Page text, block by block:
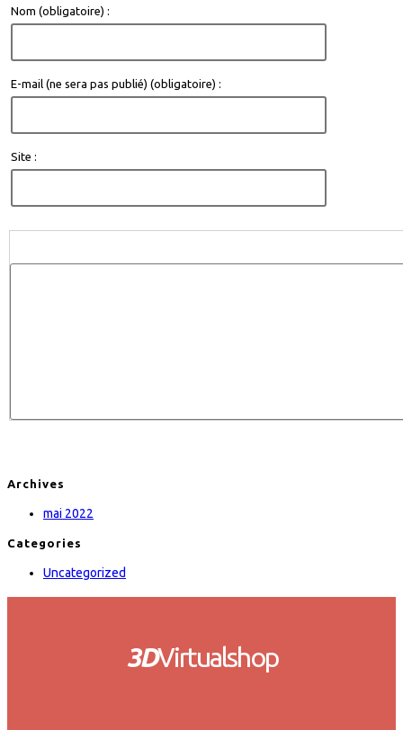
Nom (obligatoire) :
E-mail (ne sera pas publié) (obligatoire) :
Site :
Archives
mai 2022
Categories
Uncategorized
3DVirtualshop